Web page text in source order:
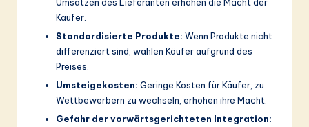
Käufer.
Standardisierte Produkte: Wenn Produkte nicht
differenziert sind, wählen Käufer aufgrund des
Preises.
Umsteigekosten: Geringe Kosten für Käufer, zu
Wettbewerbern zu wechseln, erhöhen ihre Macht.
Gefahr der vorwärtsgerichteten Integration: